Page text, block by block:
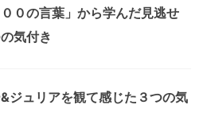
０の言葉」から学んだ見逃せ
気付き
ジュリアを観て感じた３つの気